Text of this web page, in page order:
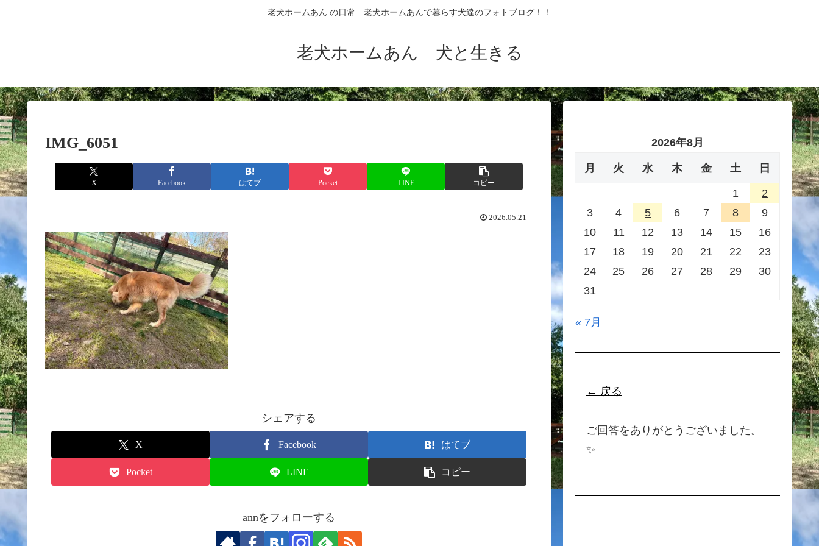
老犬ホームあん の日常 老犬ホームあんで暮らす犬達のフォトブログ！！
老犬ホームあん 犬と生きる
IMG_6051
X Facebook はてブ Pocket LINE コピー
2026.05.21
シェアする
X Facebook はてブ
Pocket LINE コピー
annをフォローする
2026年8月
月 火 水 木 金 土 日
1
2
3
4 5 6 7 8
9
10
11 12 13 14 15
16
17
18 19 20 21 22
23
24
25 26 27 28 29
30
31
« 7月
← 戻る
ご回答をありがとうございました。
✨